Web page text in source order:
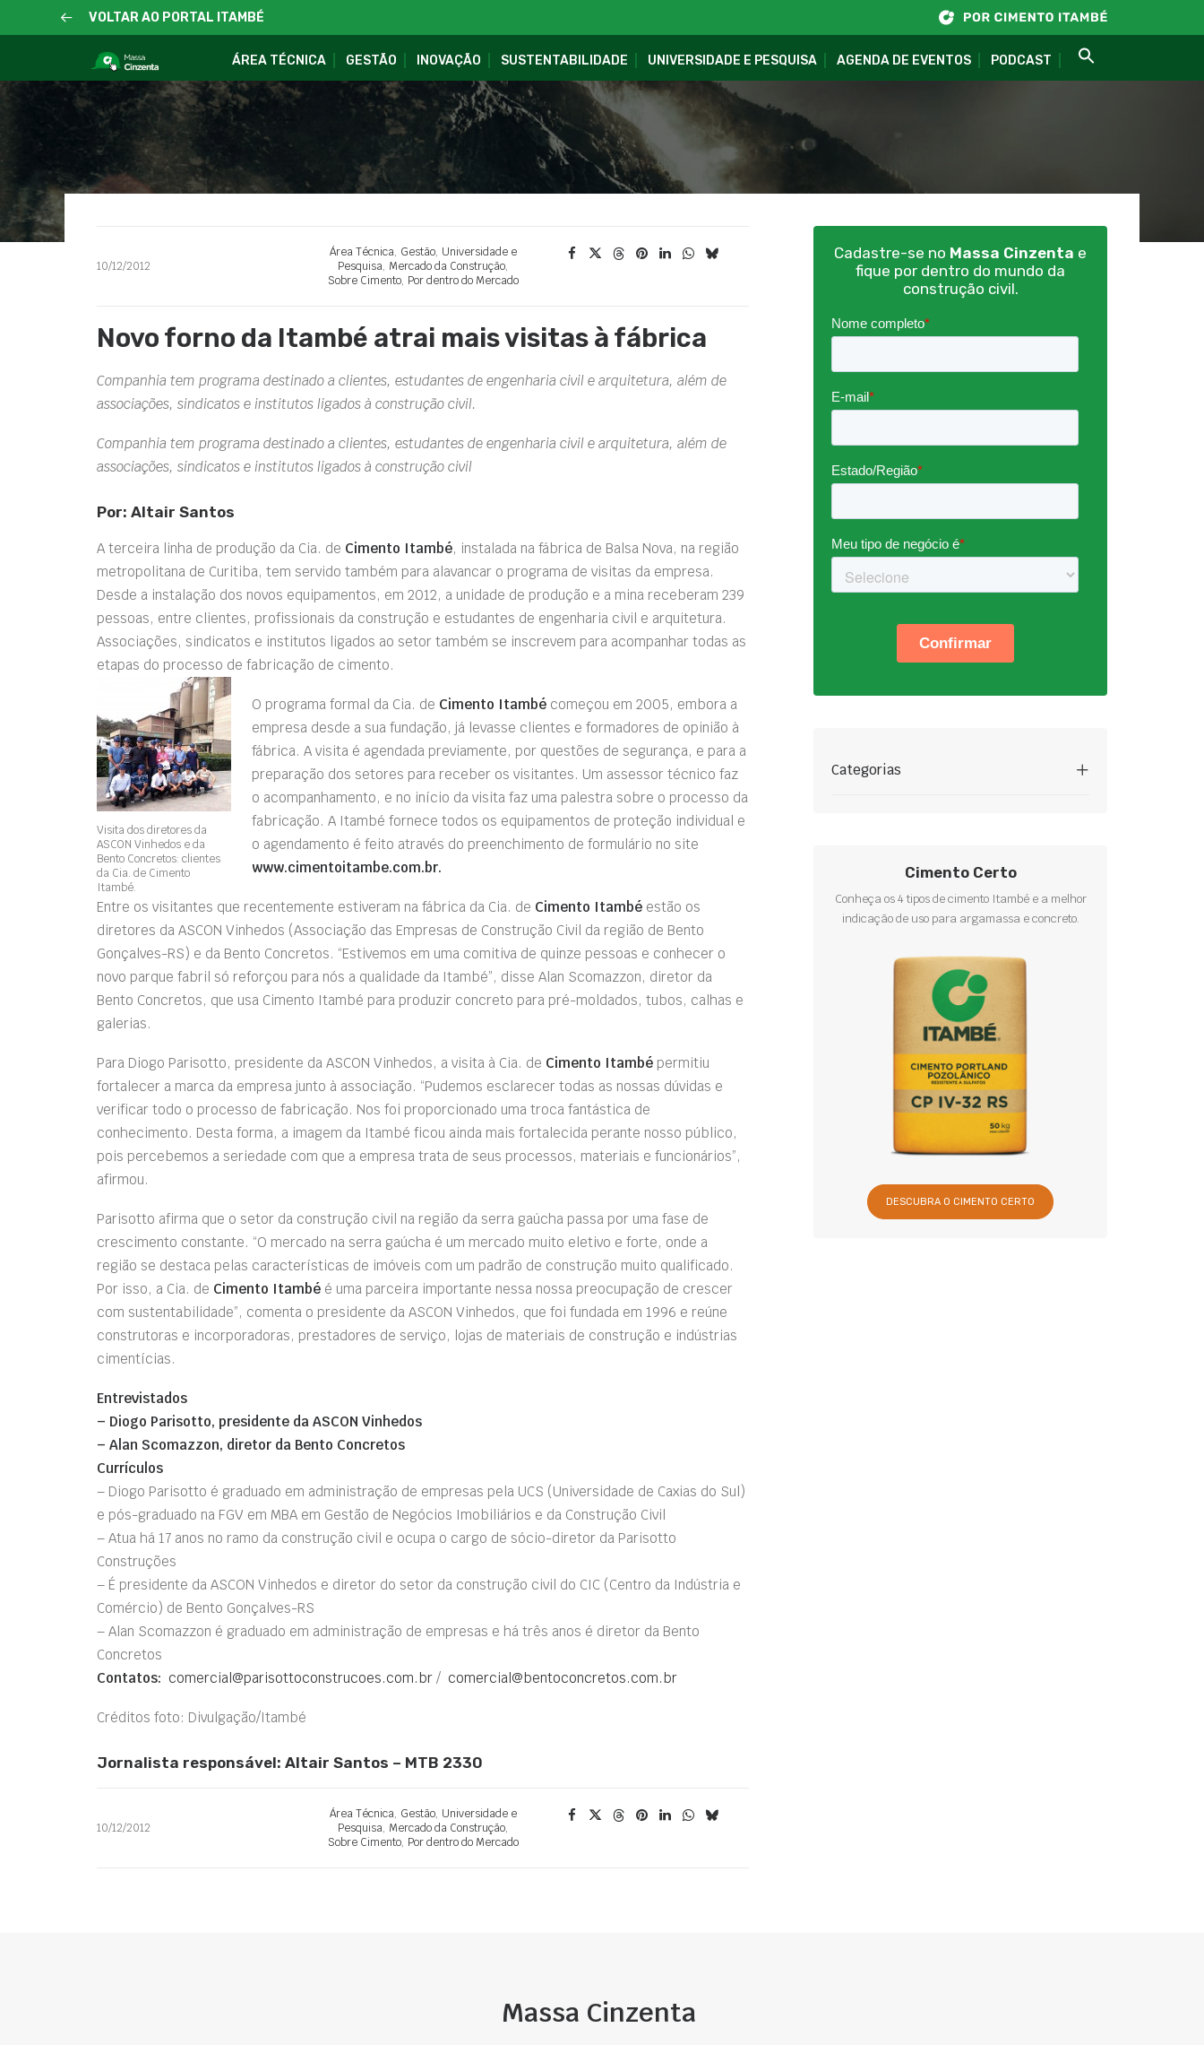
VOLTAR AO PORTAL ITAMBÉ
ÁREA TÉCNICA GESTÃO INOVAÇÃO SUSTENTABILIDADE UNIVERSIDADE E PESQUISA AGENDA DE EVENTOS PODCAST
10/12/2012
Área Técnica, Gestão, Universidade e
Pesquisa, Mercado da Construção,
Sobre Cimento, Por dentro do Mercado
Novo forno da Itambé atrai mais visitas à fábrica
Companhia tem programa destinado a clientes, estudantes de engenharia civil e arquitetura, além de
associações, sindicatos e institutos ligados à construção civil.
Companhia tem programa destinado a clientes, estudantes de engenharia civil e arquitetura, além de
associações, sindicatos e institutos ligados à construção civil
Por: Altair Santos
A terceira linha de produção da Cia. de Cimento Itambé, instalada na fábrica de Balsa Nova, na região
metropolitana de Curitiba, tem servido também para alavancar o programa de visitas da empresa.
Desde a instalação dos novos equipamentos, em 2012, a unidade de produção e a mina receberam 239
pessoas, entre clientes, profissionais da construção e estudantes de engenharia civil e arquitetura.
Associações, sindicatos e institutos ligados ao setor também se inscrevem para acompanhar todas as
etapas do processo de fabricação de cimento.
Visita dos diretores da
ASCON Vinhedos e da
Bento Concretos: clientes
da Cia. de Cimento
Itambé.
O programa formal da Cia. de Cimento Itambé começou em 2005, embora a
empresa desde a sua fundação, já levasse clientes e formadores de opinião à
fábrica. A visita é agendada previamente, por questões de segurança, e para a
preparação dos setores para receber os visitantes. Um assessor técnico faz
o acompanhamento, e no início da visita faz uma palestra sobre o processo da
fabricação. A Itambé fornece todos os equipamentos de proteção individual e
o agendamento é feito através do preenchimento de formulário no site
www.cimentoitambe.com.br.
Entre os visitantes que recentemente estiveram na fábrica da Cia. de Cimento Itambé estão os
diretores da ASCON Vinhedos (Associação das Empresas de Construção Civil da região de Bento
Gonçalves-RS) e da Bento Concretos. “Estivemos em uma comitiva de quinze pessoas e conhecer o
novo parque fabril só reforçou para nós a qualidade da Itambé”, disse Alan Scomazzon, diretor da
Bento Concretos, que usa Cimento Itambé para produzir concreto para pré-moldados, tubos, calhas e
galerias.
Para Diogo Parisotto, presidente da ASCON Vinhedos, a visita à Cia. de Cimento Itambé permitiu
fortalecer a marca da empresa junto à associação. “Pudemos esclarecer todas as nossas dúvidas e
verificar todo o processo de fabricação. Nos foi proporcionado uma troca fantástica de
conhecimento. Desta forma, a imagem da Itambé ficou ainda mais fortalecida perante nosso público,
pois percebemos a seriedade com que a empresa trata de seus processos, materiais e funcionários”,
afirmou.
Parisotto afirma que o setor da construção civil na região da serra gaúcha passa por uma fase de
crescimento constante. “O mercado na serra gaúcha é um mercado muito eletivo e forte, onde a
região se destaca pelas características de imóveis com um padrão de construção muito qualificado.
Por isso, a Cia. de Cimento Itambé é uma parceira importante nessa nossa preocupação de crescer
com sustentabilidade”, comenta o presidente da ASCON Vinhedos, que foi fundada em 1996 e reúne
construtoras e incorporadoras, prestadores de serviço, lojas de materiais de construção e indústrias
cimentícias.
Entrevistados
– Diogo Parisotto, presidente da ASCON Vinhedos
– Alan Scomazzon, diretor da Bento Concretos
Currículos
– Diogo Parisotto é graduado em administração de empresas pela UCS (Universidade de Caxias do Sul)
e pós-graduado na FGV em MBA em Gestão de Negócios Imobiliários e da Construção Civil
– Atua há 17 anos no ramo da construção civil e ocupa o cargo de sócio-diretor da Parisotto
Construções
– É presidente da ASCON Vinhedos e diretor do setor da construção civil do CIC (Centro da Indústria e
Comércio) de Bento Gonçalves-RS
– Alan Scomazzon é graduado em administração de empresas e há três anos é diretor da Bento
Concretos
Contatos: comercial@parisottoconstrucoes.com.br / comercial@bentoconcretos.com.br
Créditos foto: Divulgação/Itambé
Jornalista responsável: Altair Santos – MTB 2330
10/12/2012
Área Técnica, Gestão, Universidade e
Pesquisa, Mercado da Construção,
Sobre Cimento, Por dentro do Mercado
Cadastre-se no Massa Cinzenta e
fique por dentro do mundo da
construção civil.
Categorias
Cimento Certo
Conheça os 4 tipos de cimento Itambé e a melhor
indicação de uso para argamassa e concreto.
DESCUBRA O CIMENTO CERTO
Massa Cinzenta